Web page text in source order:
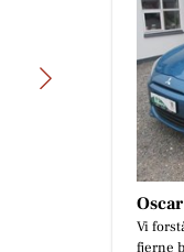
Vi
fjerne